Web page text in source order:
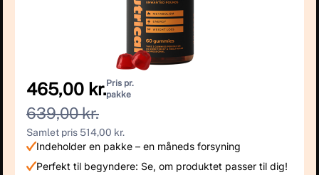
465,00 kr.Pris pr.
pakke
639,00 kr.
Samlet pris 514,00 kr.
Indeholder en pakke – en måneds forsyning
Perfekt til begyndere: Se, om produktet passer til dig!